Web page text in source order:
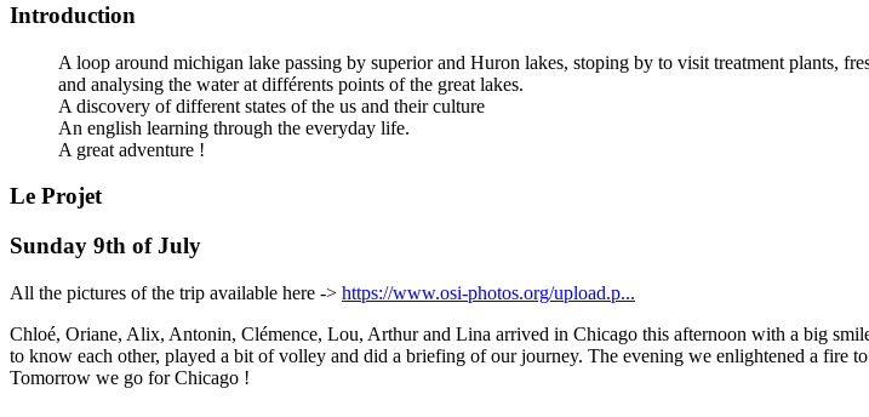
Introduction
A loop around michigan lake passing by superior and Huron lakes, stoping by to visit treatment plants,
and analysing the water at différents points of the great lakes.
A discovery of different states of the us and their culture
An english learning through the everyday life.
A great adventure !
Le Projet
Sunday 9th of July
All the pictures of the trip available here -> https://www.osi-photos.org/upload.p...
Chloé, Oriane, Alix, Antonin, Clémence, Lou, Arthur and Lina arrived in Chicago this afternoon with a big
to know each other, played a bit of volley and did a briefing of our journey. The evening we enlightened a fire
Tomorrow we go for Chicago !